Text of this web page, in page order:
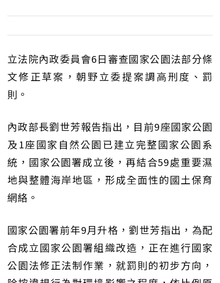
立法院內政委員會6日審查國家公園法部分條
文修正草案，朝野立委提案調高刑度、罰
則。
內政部長劉世芳報告指出，目前9座國家公園
及1座國家自然公園已建立完整國家公園系
統，國家公園署成立後，再結合59處重要濕
地與整體海岸地區，形成全面性的國土保育
網絡。
國家公園署前年9月升格，劉世芳指出，為配
合成立國家公園署組織改造，正在進行國家
公園法修正法制作業，就罰則的初步方向，